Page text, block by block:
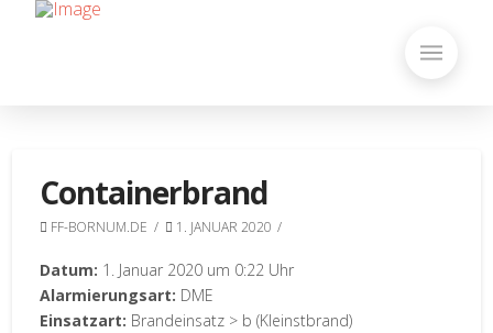
Containerbrand
FF-BORNUM.DE 1. JANUAR 2020
Datum: 1. Januar 2020 um 0:22 Uhr
Alarmierungsart: DME
Einsatzart: Brandeinsatz > b (Kleinstbrand)